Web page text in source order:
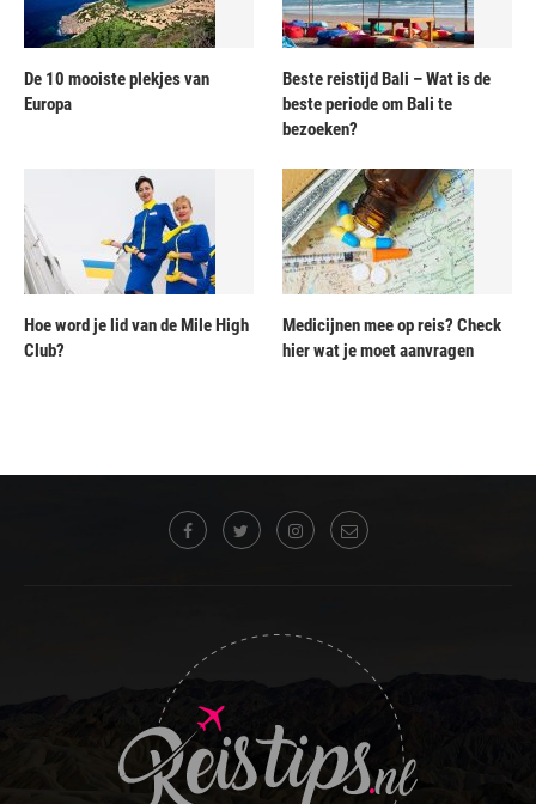
De 10 mooiste plekjes van
Europa
Beste reistijd Bali – Wat is de
beste periode om Bali te
bezoeken?
Hoe word je lid van de Mile High
Club?
Medicijnen mee op reis? Check
hier wat je moet aanvragen